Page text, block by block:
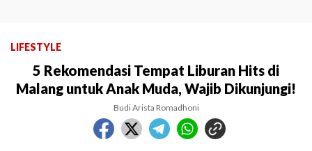
LIFESTYLE
5 Rekomendasi Tempat Liburan Hits di
Malang untuk Anak Muda, Wajib Dikunjungi!
Budi Arista Romadhoni